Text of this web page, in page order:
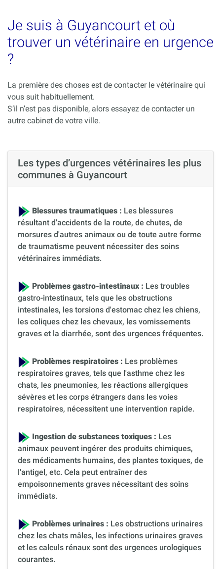
Je suis à Guyancourt et où
trouver un vétérinaire en urgence
?
La première des choses est de contacter le vétérinaire qui
vous suit habituellement.
S’il n’est pas disponible, alors essayez de contacter un
autre cabinet de votre ville.
Les types d’urgences vétérinaires les plus
communes à Guyancourt
Blessures traumatiques : Les blessures
résultant d'accidents de la route, de chutes, de
morsures d'autres animaux ou de toute autre forme
de traumatisme peuvent nécessiter des soins
vétérinaires immédiats.
Problèmes gastro-intestinaux : Les troubles
gastro-intestinaux, tels que les obstructions
intestinales, les torsions d'estomac chez les chiens,
les coliques chez les chevaux, les vomissements
graves et la diarrhée, sont des urgences fréquentes.
Problèmes respiratoires : Les problèmes
respiratoires graves, tels que l'asthme chez les
chats, les pneumonies, les réactions allergiques
sévères et les corps étrangers dans les voies
respiratoires, nécessitent une intervention rapide.
Ingestion de substances toxiques : Les
animaux peuvent ingérer des produits chimiques,
des médicaments humains, des plantes toxiques, de
l'antigel, etc. Cela peut entraîner des
empoisonnements graves nécessitant des soins
immédiats.
Problèmes urinaires : Les obstructions urinaires
chez les chats mâles, les infections urinaires graves
et les calculs rénaux sont des urgences urologiques
courantes.